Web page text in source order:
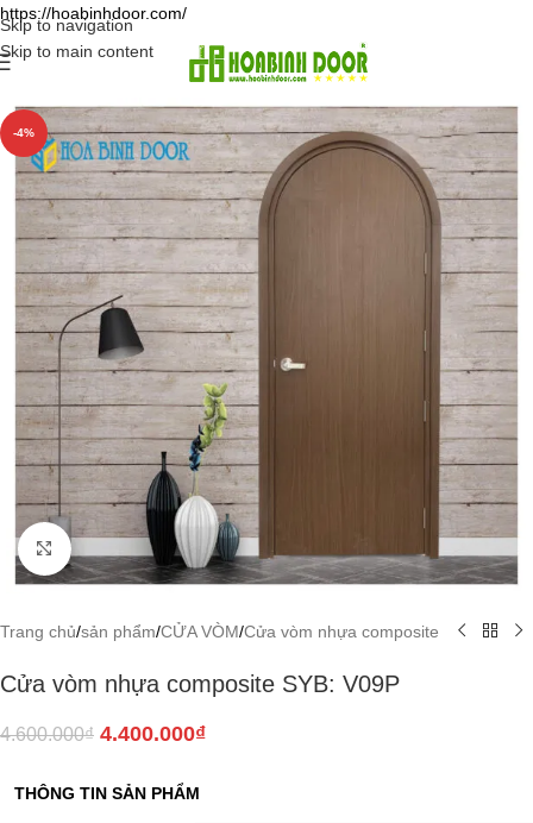
https://hoabinhdoor.com/
Skip to navigation
Skip to main content
-4%
Click to enlarge
Trang chủ/sản phẩm/CỬA VÒM/Cửa vòm nhựa composite
Cửa vòm nhựa composite SYB: V09P
4.600.000₫ 4.400.000₫
THÔNG TIN SẢN PHẨM